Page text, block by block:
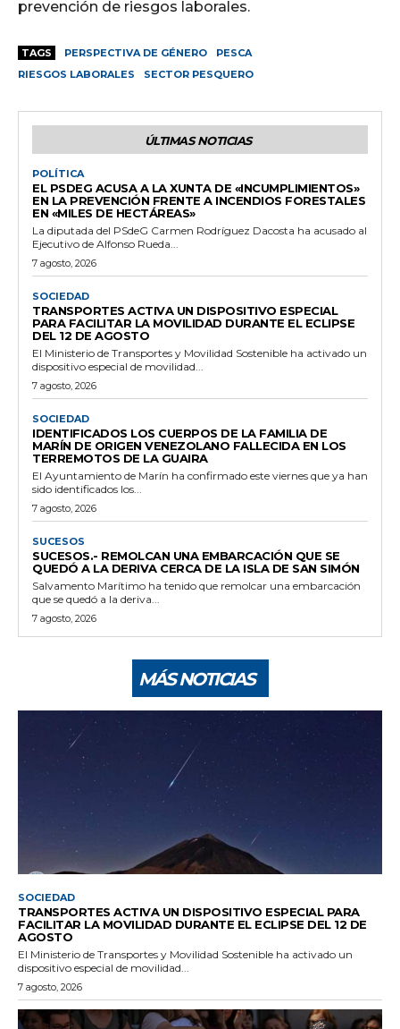
prevención de riesgos laborales.
TAGS PERSPECTIVA DE GÉNERO
PESCA
RIESGOS LABORALES
SECTOR PESQUERO
ÚLTIMAS NOTICIAS
POLÍTICA
EL PSDEG ACUSA A LA XUNTA DE «INCUMPLIMIENTOS»
EN LA PREVENCIÓN FRENTE A INCENDIOS FORESTALES
EN «MILES DE HECTÁREAS»
La diputada del PSdeG Carmen Rodríguez Dacosta ha acusado al
Ejecutivo de Alfonso Rueda...
7 agosto, 2026
SOCIEDAD
TRANSPORTES ACTIVA UN DISPOSITIVO ESPECIAL
PARA FACILITAR LA MOVILIDAD DURANTE EL ECLIPSE
DEL 12 DE AGOSTO
El Ministerio de Transportes y Movilidad Sostenible ha activado un
dispositivo especial de movilidad...
7 agosto, 2026
SOCIEDAD
IDENTIFICADOS LOS CUERPOS DE LA FAMILIA DE
MARÍN DE ORIGEN VENEZOLANO FALLECIDA EN LOS
TERREMOTOS DE LA GUAIRA
El Ayuntamiento de Marín ha confirmado este viernes que ya han
sido identificados los...
7 agosto, 2026
SUCESOS
SUCESOS.- REMOLCAN UNA EMBARCACIÓN QUE SE
QUEDÓ A LA DERIVA CERCA DE LA ISLA DE SAN SIMÓN
Salvamento Marítimo ha tenido que remolcar una embarcación
que se quedó a la deriva...
7 agosto, 2026
MÁS NOTICIAS
SOCIEDAD
TRANSPORTES ACTIVA UN DISPOSITIVO ESPECIAL PARA
FACILITAR LA MOVILIDAD DURANTE EL ECLIPSE DEL 12 DE
AGOSTO
El Ministerio de Transportes y Movilidad Sostenible ha activado un
dispositivo especial de movilidad...
7 agosto, 2026